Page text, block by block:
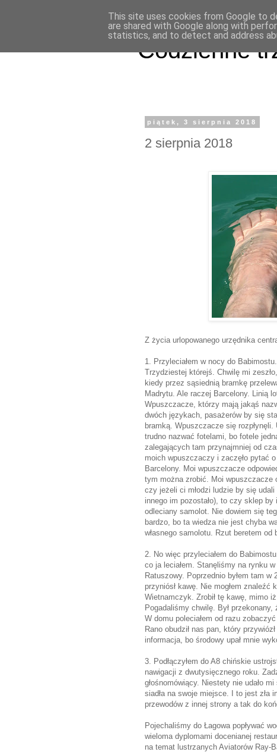
Codzienne
piątek, 3 sierpnia 2018
2 sierpnia 2018
Z życia urlopowanego urzędnika
1. Przyleciałem w nocy do
Trzydziestej którejś. Chwilę mi
kiedy przez sąsiednią bramkę
Madrytu. Ale raczej Barcelony. Linią
Wpuszczacze, którzy mają jakąś
dwóch językach, pasażerów by się
bramką. Wpuszczacze się rozpłynęli.
trudno nazwać fotelami, bo fotele
zalegających tam przynajmniej od
moich wpuszczaczy i zaczęło pytać
Barcelony. Moi wpuszczacze
tym można zrobić. Moi wpuszczacze
czy jeżeli ci młodzi ludzie by się
innego im pozostało), to czy sklep
odleciany samolot. Nie dowiem się
bardzo, bo ta wiedza nie jest chyba
własnego samolotu. Rzut beretem od
2. No więc przyleciałem do
co ja leciałem. Stanęliśmy na rynku
Ratuszowy. Poprzednio byłem tam w
przyniósł kawę. Nie mogłem znaleźć
Wietnamczyk. Zrobił tę kawę, mimo
Pogadaliśmy chwilę. Był przekonany,
W domu poleciałem od razu
Rano obudził nas pan, który
informacja, bo środowy upał mnie
3. Podłączyłem do A8 chińskie
nawigacji z dwutysięcznego roku.
głośnomówiący. Niestety nie udało
siadła na swoje miejsce. I to jest zła
przewodów z innej strony a tak do
Pojechaliśmy do Łagowa popływać
wieloma dyplomami docenianej
na temat lustrzanych Aviatorów Ray-
This site uses cookies from Google to
are shared with Google along with
statistics, and to detect and address